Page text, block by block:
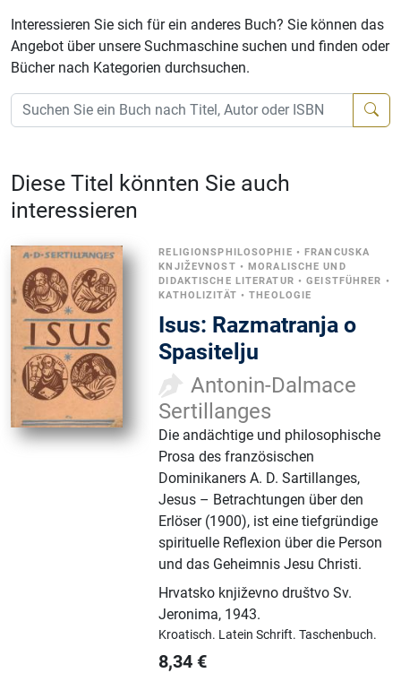
Interessieren Sie sich für ein anderes Buch? Sie können das
Angebot über unsere Suchmaschine suchen und finden oder
Bücher nach Kategorien durchsuchen.
Diese Titel könnten Sie auch
interessieren
RELIGIONSPHILOSOPHIE •FRANCUSKA
KNJIŽEVNOST •MORALISCHE UND
DIDAKTISCHE LITERATUR •GEISTFÜHRER •
KATHOLIZITÄT •THEOLOGIE
Isus: Razmatranja o
Spasitelju
Antonin-Dalmace
Sertillanges
Die andächtige und philosophische
Prosa des französischen
Dominikaners A. D. Sartillanges,
Jesus – Betrachtungen über den
Erlöser (1900), ist eine tiefgründige
spirituelle Reflexion über die Person
und das Geheimnis Jesu Christi.
Hrvatsko književno društvo Sv.
Jeronima, 1943.
Kroatisch. Latein Schrift.Taschenbuch.
8,34 €